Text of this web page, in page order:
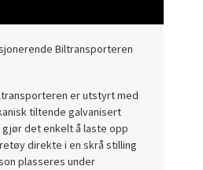
Biltransporteren
er utstyrt med
tiltende galvanisert
det enkelt å laste opp
direkte i en skrå stilling
plasseres under